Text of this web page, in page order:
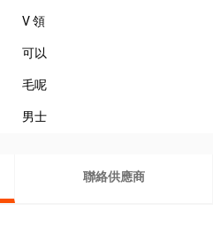
V 領
可以
毛呢
男士
聯絡供應商